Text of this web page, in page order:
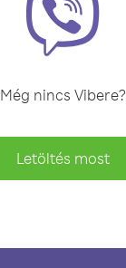
Még nincs Vibere?
Letöltés most